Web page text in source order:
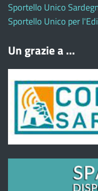
Sportello Unico
Sportello Unico per
Un grazie a ...